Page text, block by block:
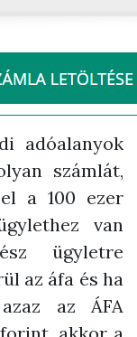
adóalanyok
számlát,
a 100 ezer
van
ügyletre
az áfa és ha
az ÁFA